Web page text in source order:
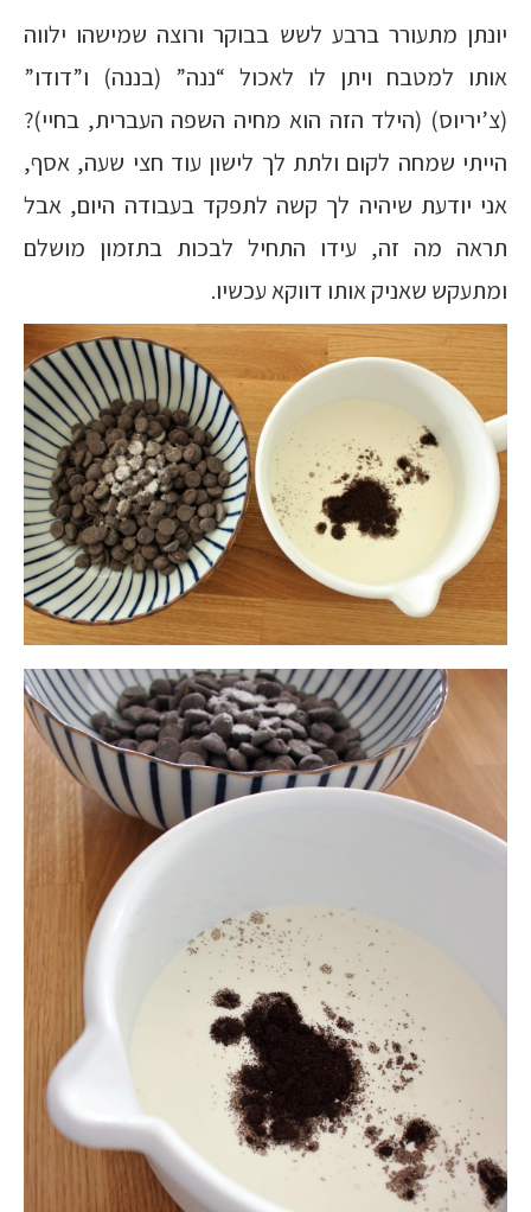
יונתן מתעורר ברבע לשש בבוקר ורוצה שמישהו ילווה
אותו למטבח ויתן לו לאכול “ננה” (בננה) ו”דודו”
(צ’יריוס) (הילד הזה הוא מחיה השפה העברית, בחיי)?
הייתי שמחה לקום ולתת לך לישון עוד חצי שעה, אסף,
אני יודעת שיהיה לך קשה לתפקד בעבודה היום, אבל
תראה מה זה, עידו התחיל לבכות בתזמון מושלם
ומתעקש שאניק אותו דווקא עכשיו.